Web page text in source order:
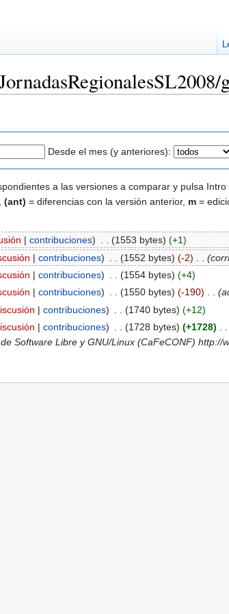
Desde el mes (y anteriores):
a las versiones a comparar y pulsa Intro
(ant) = diferencias con la versión anterior, m =
| contribuciones) (1553 bytes) (+1)
| contribuciones) (1552 bytes) (-2)
| contribuciones) (1554 bytes) (+4)
| contribuciones) . . (1550 bytes) (-190) . .
| contribuciones) (1740 bytes) (+12)
| contribuciones) (1728 bytes) (+1728)
Software Libre y GNU/Linux (CaFeCONF) http://